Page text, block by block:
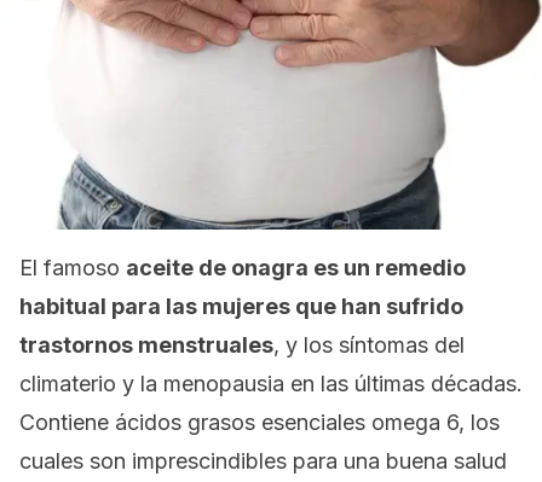
El famoso aceite de onagra es un remedio
habitual para las mujeres que han sufrido
trastornos menstruales, y los síntomas del
climaterio y la menopausia en las últimas décadas.
Contiene ácidos grasos esenciales omega 6, los
cuales son imprescindibles para una buena salud